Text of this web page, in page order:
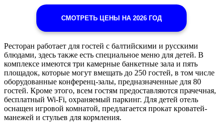
СМОТРЕТЬ ЦЕНЫ НА 2026 ГОД
Ресторан работает для гостей с балтийскими и русскими
блюдами, здесь также есть специальное меню для детей. В
комплексе имеются три камерные банкетные зала и пять
площадок, которые могут вмещать до 250 гостей, в том числе
оборудованные конференц-залы, предназначенные для 80
гостей. Кроме этого, всем гостям предоставляются прачечная,
бесплатный Wi-Fi, охраняемый паркинг. Для детей отель
оснащен игровой комнатой, предлагается прокат кроватей-
манежей и стульев для кормления.